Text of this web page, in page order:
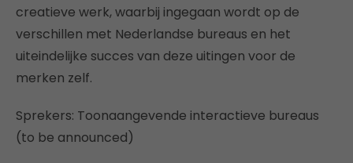
creatieve werk, waarbij ingegaan wordt op de
verschillen met Nederlandse bureaus en het
uiteindelijke succes van deze uitingen voor de
merken zelf.
Sprekers: Toonaangevende interactieve bureaus
(to be announced)